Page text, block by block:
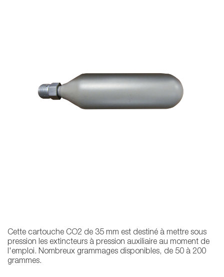
Cette cartouche CO2 de 35 mm est destiné à mettre sous
pression les extincteurs à pression auxiliaire au moment de
l'emploi. Nombreux grammages disponibles, de 50 à 200
grammes.